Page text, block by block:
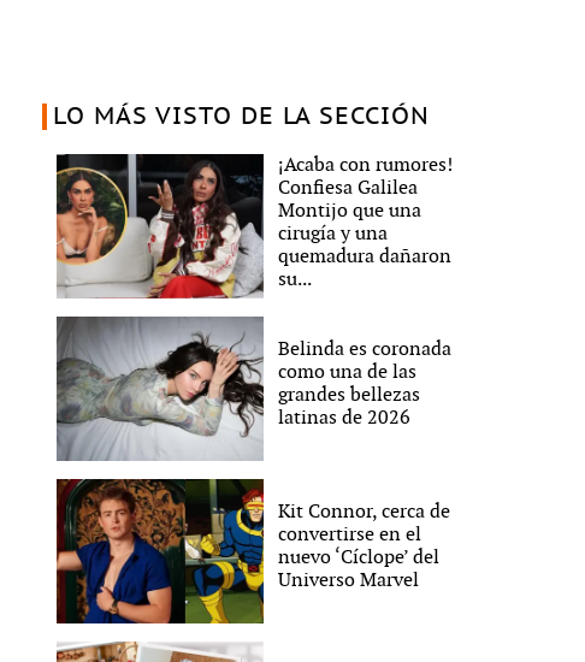
LO MÁS VISTO DE LA SECCIÓN
¡Acaba con rumores!
Confiesa Galilea
Montijo que una
cirugía y una
quemadura dañaron
su...
Belinda es coronada
como una de las
grandes bellezas
latinas de 2026
Kit Connor, cerca de
convertirse en el
nuevo ‘Cíclope’ del
Universo Marvel